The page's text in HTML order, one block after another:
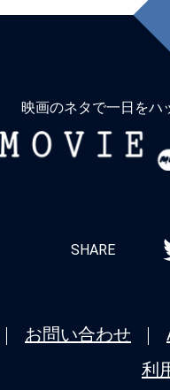
頭
に
映画のネタで一日をハ
MOVIE
SHARE
お問い合わせ
利